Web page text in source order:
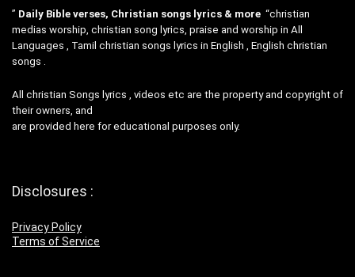
” Daily Bible verses, Christian songs lyrics & more “christian
medias worship, christian song lyrics, praise and worship in All
Languages , Tamil christian songs lyrics in English , English christian
songs .
All christian Songs lyrics , videos etc are the property and copyright of
their owners, and
are provided here for educational purposes only.
Disclosures :
Privacy Policy
Terms of Service